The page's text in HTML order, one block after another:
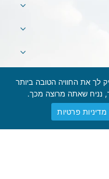
לך את החוויה הטובה ביותר
שאתה מרוצה מכך.
מדיניות פרטיות